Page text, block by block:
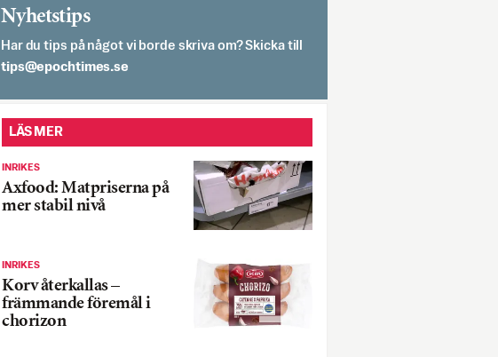
Nyhetstips
Har du tips på något vi borde skriva om? Skicka till
es.semithcope@spit
LÄS MER
INRIKES
Axfood: Matpriserna på
mer stabil nivå
INRIKES
Korv återkallas –
främmande föremål i
chorizon